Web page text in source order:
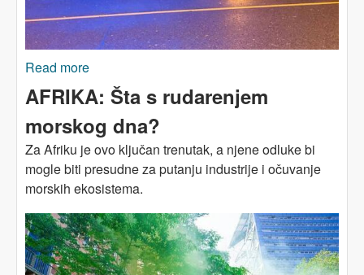
Read more
kulturu. Može li to i čista energija?
AFRIKA: Šta s rudarenjem
morskog dna?
Za Afriku je ovo ključan trenutak, a njene odluke bi
mogle biti presudne za putanju industrije i očuvanje
morskih ekosistema.